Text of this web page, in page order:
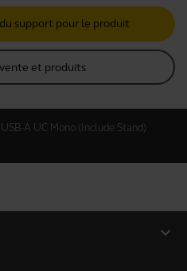
support pour le produit
et produits
A UC Mono (Include Stand)
expand_more